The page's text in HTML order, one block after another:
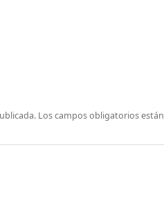
Los campos obligatorios están